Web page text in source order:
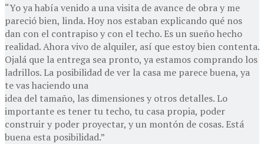
“Yo ya había venido a una visita de avance de obra y me
pareció bien, linda. Hoy nos estaban explicando qué nos
dan con el contrapiso y con el techo. Es un sueño hecho
realidad. Ahora vivo de alquiler, así que estoy bien contenta.
Ojalá que la entrega sea pronto, ya estamos comprando los
ladrillos. La posibilidad de ver la casa me parece buena, ya
te vas haciendo una
idea del tamaño, las dimensiones y otros detalles. Lo
importante es tener tu techo, tu casa propia, poder
construir y poder proyectar, y un montón de cosas. Está
buena esta posibilidad.”